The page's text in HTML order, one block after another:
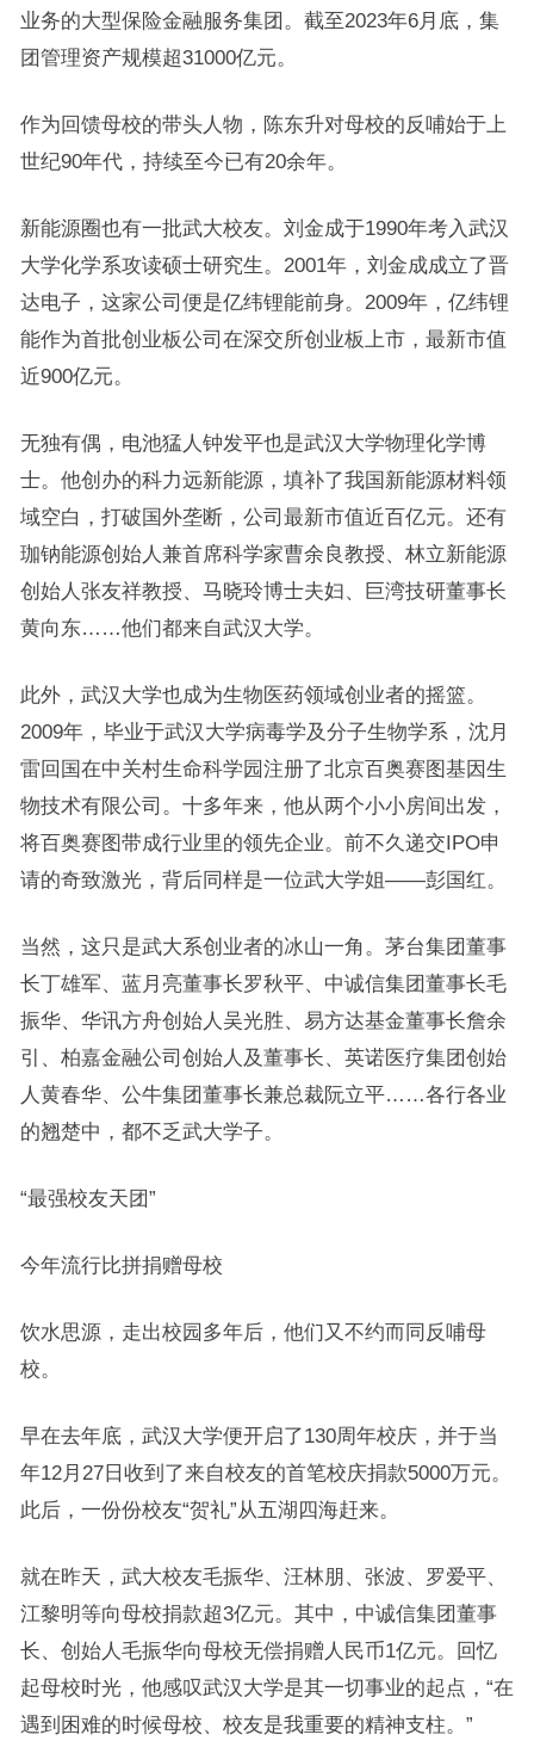
业务的大型保险金融服务集团。截至2023年6月底，集
团管理资产规模超31000亿元。
作为回馈母校的带头人物，陈东升对母校的反哺始于上
世纪90年代，持续至今已有20余年。
新能源圈也有一批武大校友。刘金成于1990年考入武汉
大学化学系攻读硕士研究生。2001年，刘金成成立了晋
达电子，这家公司便是亿纬锂能前身。2009年，亿纬锂
能作为首批创业板公司在深交所创业板上市，最新市值
近900亿元。
无独有偶，电池猛人钟发平也是武汉大学物理化学博
士。他创办的科力远新能源，填补了我国新能源材料领
域空白，打破国外垄断，公司最新市值近百亿元。还有
珈钠能源创始人兼首席科学家曹余良教授、林立新能源
创始人张友祥教授、马晓玲博士夫妇、巨湾技研董事长
黄向东……他们都来自武汉大学。
此外，武汉大学也成为生物医药领域创业者的摇篮。
2009年，毕业于武汉大学病毒学及分子生物学系，沈月
雷回国在中关村生命科学园注册了北京百奥赛图基因生
物技术有限公司。十多年来，他从两个小小房间出发，
将百奥赛图带成行业里的领先企业。前不久递交IPO申
请的奇致激光，背后同样是一位武大学姐——彭国红。
当然，这只是武大系创业者的冰山一角。茅台集团董事
长丁雄军、蓝月亮董事长罗秋平、中诚信集团董事长毛
振华、华讯方舟创始人吴光胜、易方达基金董事长詹余
引、柏嘉金融公司创始人及董事长、英诺医疗集团创始
人黄春华、公牛集团董事长兼总裁阮立平……各行各业
的翘楚中，都不乏武大学子。
“最强校友天团”
今年流行比拼捐赠母校
饮水思源，走出校园多年后，他们又不约而同反哺母
校。
早在去年底，武汉大学便开启了130周年校庆，并于当
年12月27日收到了来自校友的首笔校庆捐款5000万元。
此后，一份份校友“贺礼”从五湖四海赶来。
就在昨天，武大校友毛振华、汪林朋、张波、罗爱平、
江黎明等向母校捐款超3亿元。其中，中诚信集团董事
长、创始人毛振华向母校无偿捐赠人民币1亿元。回忆
起母校时光，他感叹武汉大学是其一切事业的起点，“在
遇到困难的时候母校、校友是我重要的精神支柱。”